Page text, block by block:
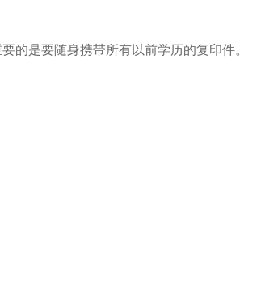
的是要随身携带所有以前学历的复印件。